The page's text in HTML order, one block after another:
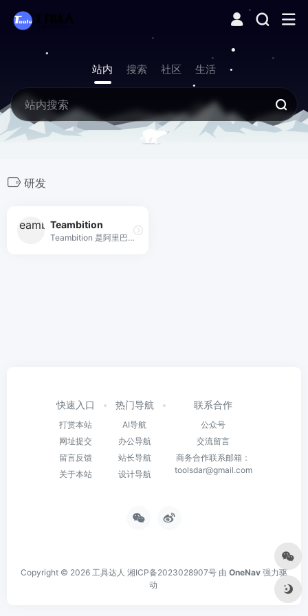
站内 搜索 社区 生活
研发
Teambition
Teambition 是阿里巴巴旗下团队协作工具，以项目和任务的可视化管理来支撑企业团队协作，适合产品、研发、设计、市场、运营、销售、HR 等各类团队，让企业协同化繁为简，轻松愉悦。
快速入口
打赏本站
网址提交
留言反馈
关于本站
热门导航
AI导航
办公导航
站长导航
设计导航
联系合作
公众号
交流留言
商务合作联系邮箱：
toolsdar@gmail.com
Copyright © 2026 工具达人 湘ICP备2023028907号 由 OneNav 强力驱
动